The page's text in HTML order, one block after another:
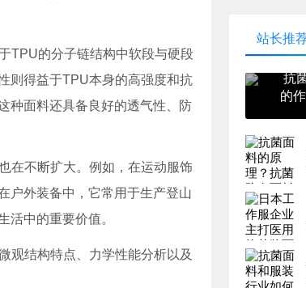
TPU的分子链结构中软段与硬段
则得益于TPU本身的高强度和抗
种面料还具备良好的透气性、防
在不断扩大。例如，在运动服饰
户外装备中，它常用于生产登山
活中的重要价值。
观结构特点、力学性能分析以及
站长推
抗
的